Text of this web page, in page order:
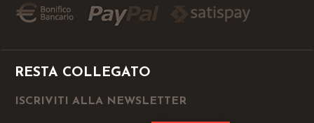
RESTA COLLEGATO
ISCRIVITI ALLA NEWSLETTER